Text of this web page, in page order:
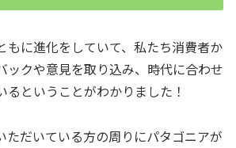
もに進化をしていて、私たち消費者か
ックや意見を取り込み、時代に合わせ
るということがわかりました！
ただいている方の周りにパタゴニアが